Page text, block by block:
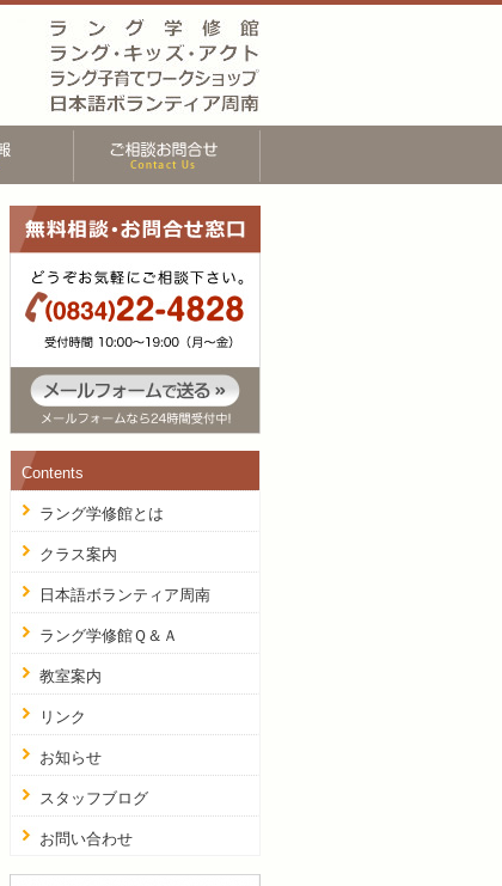
Contents
ラング学修館とは
クラス案内
日本語ボランティア周南
ラング学修館Ｑ＆Ａ
教室案内
リンク
お知らせ
スタッフブログ
お問い合わせ